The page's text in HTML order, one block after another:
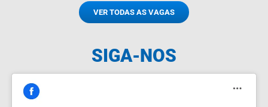
VER TODAS AS VAGAS
SIGA-NOS